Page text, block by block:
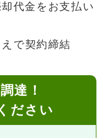
代金をお支払い
達！
ださい